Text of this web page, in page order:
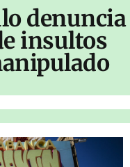
denuncia
insultos